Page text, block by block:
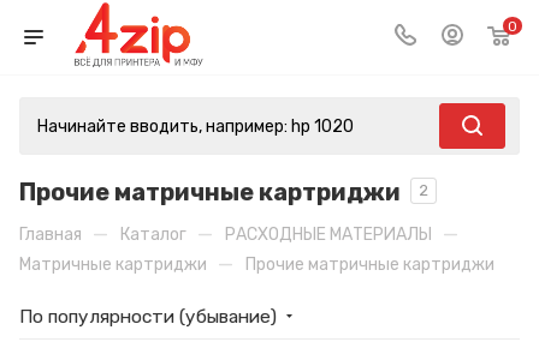
0
Прочие матричные картриджи 2
Главная — Каталог — РАСХОДНЫЕ МАТЕРИАЛЫ —
Матричные картриджи — Прочие матричные картриджи
По популярности (убывание)